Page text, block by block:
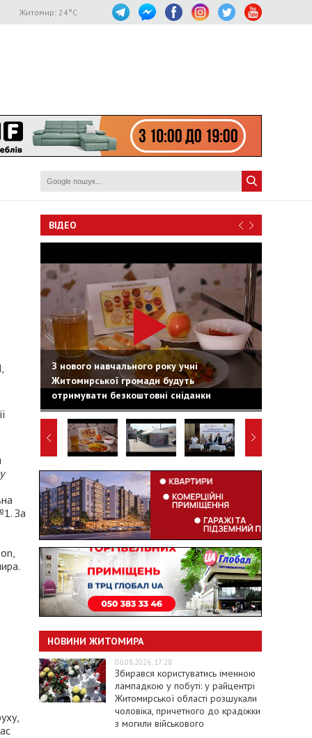
Житомир: 24°C
За
ВІДЕО
З нового навчального року учні
Житомирської громади будуть
отримувати безкоштовні сніданки
НОВИНИ ЖИТОМИРА
06.08.2026, 17:28
Збирався користуватись іменною
лампадкою у побуті: у райцентрі
Житомирської області розшукали
чоловіка, причетного до крадіжки
з могили військового